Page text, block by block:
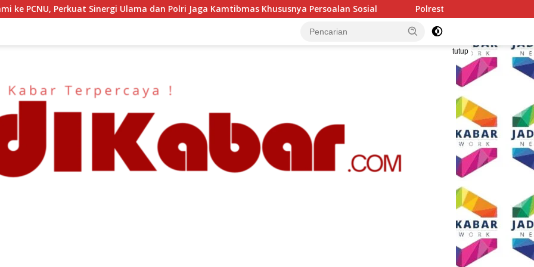
dan Polri Jaga Kamtibmas Khususnya Persoalan Sosial Polresta Malang Kota Gelar Makan Bersama dan
tutup